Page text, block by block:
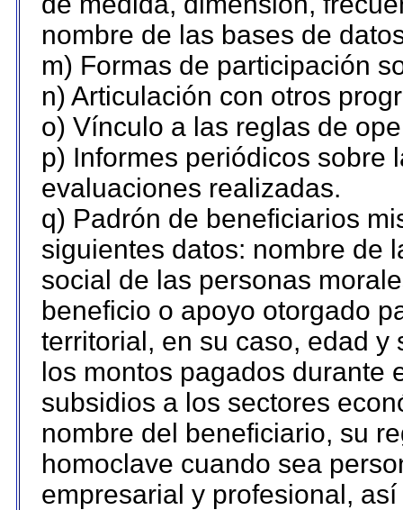
nombre de las bases de
m) Formas de participación
n) Articulación con otros
o) Vínculo a las reglas de
p) Informes periódicos sobre
evaluaciones realizadas.
q) Padrón de beneficiarios
siguientes datos: nombre de
social de las personas
beneficio o apoyo otorgado
territorial, en su caso, edad
los montos pagados durante
subsidios a los sectores
nombre del beneficiario, su
homoclave cuando sea
empresarial y profesional,